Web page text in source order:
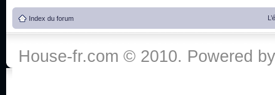
Index du forum
House-fr.com © 2010. Powered